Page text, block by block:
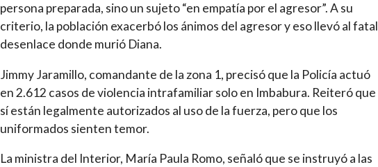
persona preparada, sino un sujeto “en empatía por el agresor”. A su
criterio, la población exacerbó los ánimos del agresor y eso llevó al fatal
desenlace donde murió Diana.
Jimmy Jaramillo, comandante de la zona 1, precisó que la Policía actuó
en 2.612 casos de violencia intrafamiliar solo en Imbabura. Reiteró que
sí están legalmente autorizados al uso de la fuerza, pero que los
uniformados sienten temor.
La ministra del Interior, María Paula Romo, señaló que se instruyó a las